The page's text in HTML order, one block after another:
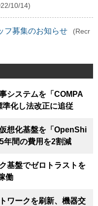
10/14)
フ募集のお知らせ
(Recr
システムを「COMPA
化し法改正に追従
想化基盤を「OpenShi
間の費用を2割減
基盤でゼロトラストを
働
ワークを刷新、機器交